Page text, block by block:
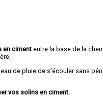
en ciment entre la base de la
de pluie de s'écouler sans
vos solins en ciment.